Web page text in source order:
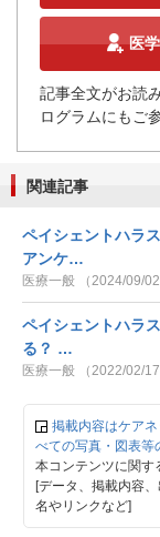
医
記事全文がお読
ログラムにもご
関連記事
ペイシェントハラ
アンケ…
医療一般 （2024/09/02
ペイシェントハラ
る？ …
医療一般 （2022/02/17
掲載内容はケア
べての写真・図表等
本コンテンツに関す
[データ、掲載内容
名やリンクなど]